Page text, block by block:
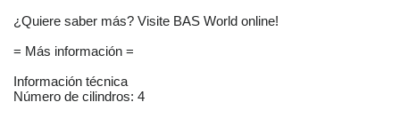
¿Quiere saber más? Visite BAS World online!
= Más información =
Información técnica
Número de cilindros: 4